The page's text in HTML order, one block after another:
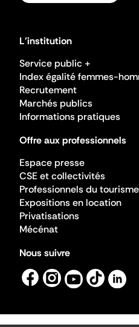
L'institution
Service public +
Index égalité femmes-
Recrutement
Marchés publics
Informations pratiques
Offre aux professionnels
Espace presse
CSE et collectivités
Professionnels du tourisme
Expositions en location
Privatisations
Mécénat
Nous suivre